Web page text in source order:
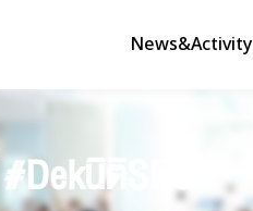
News&Activity
นิติSPU